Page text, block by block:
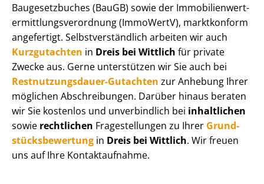
Baugesetzbuches (BauGB) sowie der Im­mo­bi­li­en­wert­
ermitt­lungs­ver­ord­nung (ImmoWertV), marktkonform
angefertigt. Selbst­ver­ständ­lich arbeiten wir auch
Kurzgutachten in Dreis bei Wittlich für private
Zwecke aus. Gerne unterstützen wir Sie auch bei
Rest­nut­zungs­dau­er-Gutachten zur Anhebung Ihrer
möglichen Abschreibungen. Darüber hinaus beraten
wir Sie kostenlos und unverbindlich bei inhaltlichen
sowie rechtlichen Fragestellungen zu Ihrer Grund­
stücks­be­wer­tung in Dreis bei Wittlich. Wir freuen
uns auf Ihre Kontaktaufnahme.